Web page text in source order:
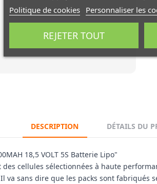
DESCRIPTION DÉTAILS DU
18,5 VOLT 5S Batterie Lipo"
des cellules sélectionnées à haute
sans dire que les packs sont fabriqués
Politique de cookies Personnaliser les
REJETER TOUT